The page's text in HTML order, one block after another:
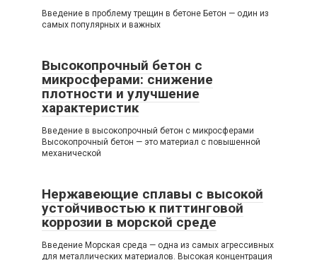
Введение в проблему трещин в бетоне Бетон — один из
самых популярных и важных
Высокопрочный бетон с
микросферами: снижение
плотности и улучшение
характеристик
Введение в высокопрочный бетон с микросферами
Высокопрочный бетон — это материал с повышенной
механической
Нержавеющие сплавы с высокой
устойчивостью к питтинговой
коррозии в морской среде
Введение Морская среда — одна из самых агрессивных
для металлических материалов. Высокая концентрация